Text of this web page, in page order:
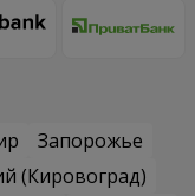
Запорожье
(Кировоград)